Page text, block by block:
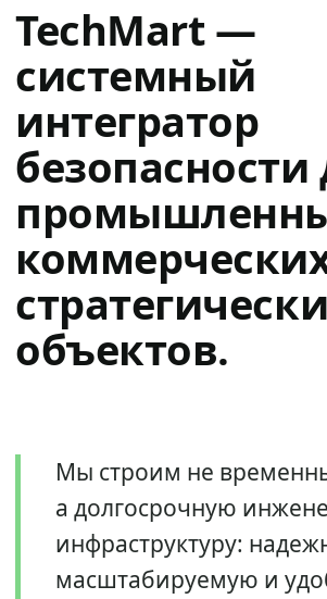
TechMart —
системный
интегратор
безопасности
объектов.
Мы строим не
а долгосрочную
инфраструктуру:
масштабируемую и